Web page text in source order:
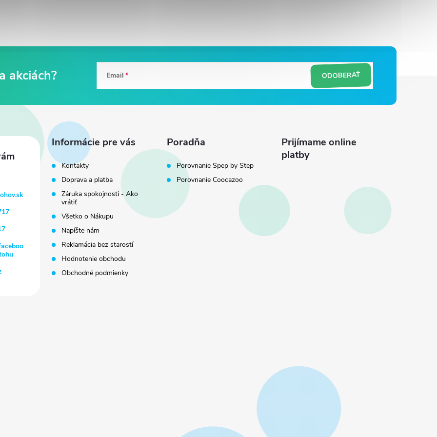
Email ODOBERAŤ
Informácie pre vás
Kontakty
Doprava a platba
Záruka spokojnosti - Ako
vrátiť
Všetko o Nákupu
Napíšte nám
Reklamácia bez starostí
Hodnotenie obchodu
Obchodné podmienky
Poradňa
Porovnanie Spep by Step
Porovnanie Coocazoo
Prijímame online
platby